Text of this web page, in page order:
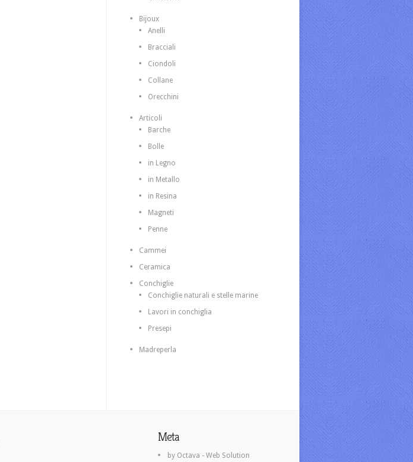
Bijoux
Anelli
Bracciali
Ciondoli
Collane
Orecchini
Articoli
Barche
Bolle
in Legno
in Metallo
in Resina
Magneti
Penne
Cammei
Ceramica
Conchiglie
Conchiglie naturali e stelle marine
Lavori in conchiglia
Presepi
Madreperla
Meta
by Octava - Web Solution